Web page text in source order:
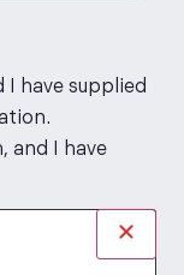
I have supplied
and I have